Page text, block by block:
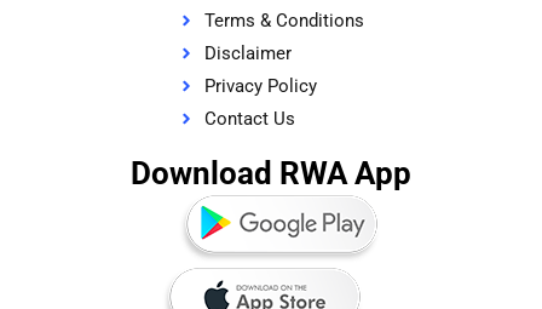
Terms & Conditions
Disclaimer
Privacy Policy
Contact Us
Download RWA App